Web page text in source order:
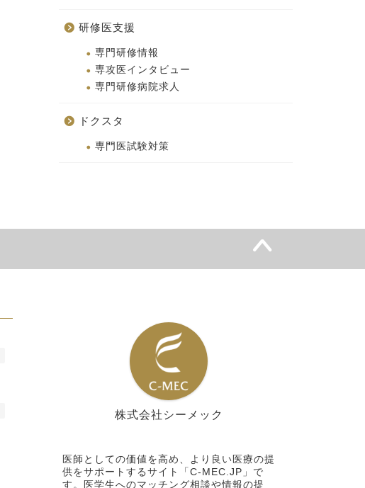
研修医支援
専門研修情報
専攻医インタビュー
専門研修病院求人
ドクスタ
専門医試験対策
株式会社シーメック
医師としての価値を高め、より良い医療の提
供をサポートするサイト「C-MEC.JP」で
す。医学生へのマッチング相談や情報の提